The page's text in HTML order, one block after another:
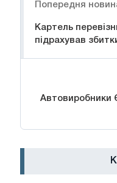
Попередня
Картель
підрахував
Автовиробники